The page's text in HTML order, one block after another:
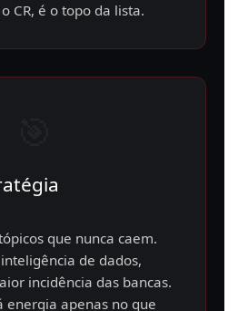
CR, é o topo da lista.
que nunca caem.
de dados,
incidência das bancas.
energia apenas no que